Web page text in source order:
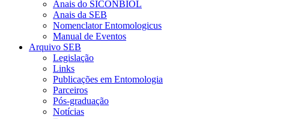
Anais do SICONBIOL
Anais da SEB
Nomenclator Entomologicus
Manual de Eventos
Arquivo SEB
Legislação
Links
Publicações em Entomologia
Parceiros
Pós-graduação
Notícias